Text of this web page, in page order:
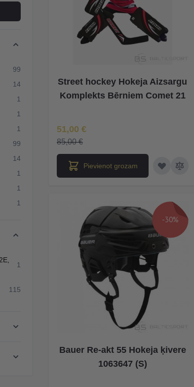
99
14 products available
1
products available
1
1
products available
99 products available
14 products available
1
products available
1
1
1
115
Street hockey Hokeja Aizsargu
Komplekts Bērniem Comet 21
Īpaša Cena
51,00 €
85,00 €
Pievienot grozam
-30%
Bauer Re-akt 55 Hokeja ķivere
1063647 (S)